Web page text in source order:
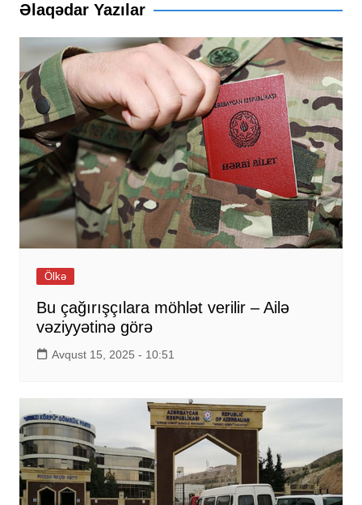
Əlaqədar Yazılar
Ölkə
Bu çağırışçılara möhlət verilir – Ailə
vəziyyətinə görə
Avqust 15, 2025 - 10:51